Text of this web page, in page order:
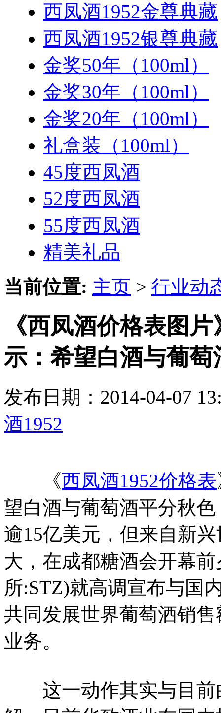
西凤酒1952金尊典藏
西凤酒1952银尊典藏
金奖50年（100ml）
金奖30年（100ml）
金奖20年（100ml）
礼盒装（100ml）
45度西凤酒
52度西凤酒
55度西凤酒
精美礼品
当前位置: 主页 > 行业动
《西凤酒价格表图
示：希望白酒与葡萄
发布日期：2014-04-07
酒1952
《西凤酒1952价格表
望白酒与葡萄酒平分秋
逾15亿美元，但来自新
大，在成都糖酒会开幕
所:STZ)就高调宣布与国
共同发展世界葡萄酒销
业务。
这一动作其实与目前